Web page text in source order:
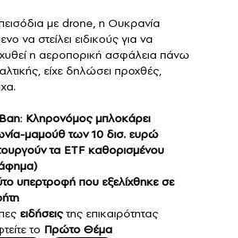
με drone, η Ουκρανία
να στείλει ειδικούς για να
η αεροπορική ασφάλεια πάνω
είχε δηλώσει προχθές,
Κληρονόμος μπλοκάρει
μαμούθ των 10 δισ. ευρώ
τα ETF καθορισμένου
υπερτροφή που εξελίχθηκε σε
ειδήσειςτης επικαιρότητας
το Πρώτο Θέμα